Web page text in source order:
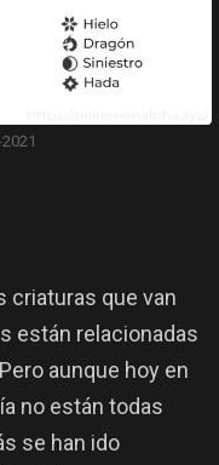
criaturas que van
están relacionadas
aunque hoy en
no están todas
se han ido